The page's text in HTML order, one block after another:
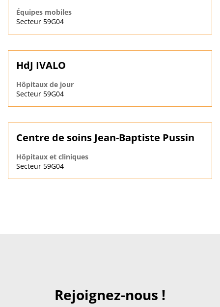
Équipes mobiles
Secteur 59G04
HdJ IVALO
Hôpitaux de jour
Secteur 59G04
Centre de soins Jean-Baptiste Pussin
Hôpitaux et cliniques
Secteur 59G04
Rejoignez-nous !